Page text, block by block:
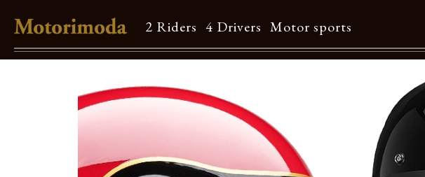
2 Riders 4 Drivers Motor sports
Shop Info